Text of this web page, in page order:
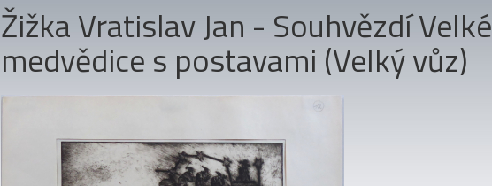
Žižka Vratislav Jan - Souhvězdí Velké
medvědice s postavami (Velký vůz)